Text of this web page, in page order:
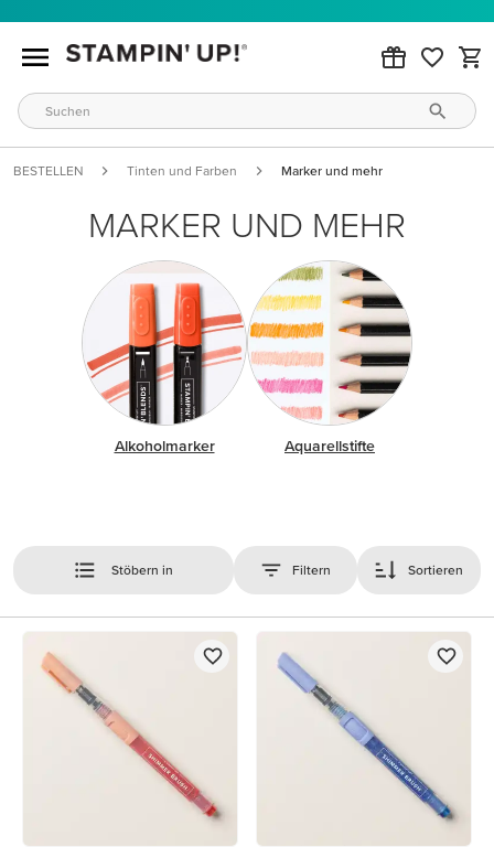
BESTELLEN Tinten und Farben Marker und mehr
MARKER UND MEHR
Alkoholmarker Aquarellstifte
Stöbern in Filtern Sortieren